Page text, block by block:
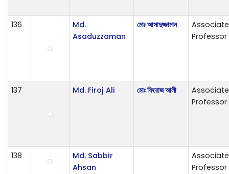
136
Md.
Asaduzzaman
মোঃ আসাদুজ্জামান
Associate
Professor
137 Md. Firoj Ali মোঃ ফিরোজ আলী
Associate
Professor
138
Md. Sabbir
Ahsan
Associate
Professor